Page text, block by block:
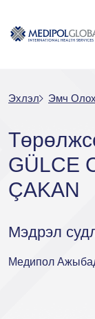
Эхлэл Эмч Oлох
GÜLCE
ÇAKAN
Мэдрэл
Медипол